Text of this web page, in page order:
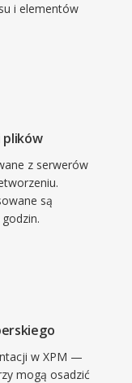
i elementów
plików
z serwerów
są
w XPM —
mogą osadzić